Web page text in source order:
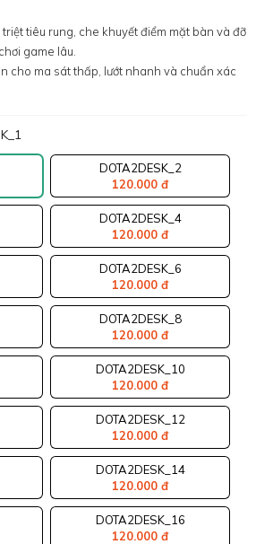
tiêu rung, che khuyết điểm mặt bàn và đỡ
game lâu.
cho ma sát thấp, lướt nhanh và chuẩn xác
DOTA2DESK_2
120.000 đ
DOTA2DESK_4
120.000 đ
DOTA2DESK_6
120.000 đ
DOTA2DESK_8
120.000 đ
DOTA2DESK_10
120.000 đ
DOTA2DESK_12
120.000 đ
DOTA2DESK_14
120.000 đ
DOTA2DESK_16
120.000 đ